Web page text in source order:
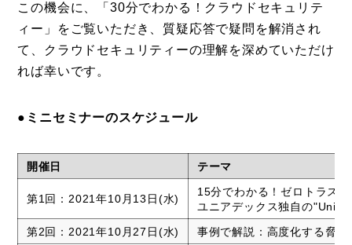
この機会に、「30分でわかる！クラウドセキュリテ
ィー」をご覧いただき、質疑応答で疑問を解消され
て、クラウドセキュリティーの理解を深めていただけ
れば幸いです。
●ミニセミナーのスケジュール
開催日 テーマ
第1回：2021年10月13日(水)
15分でわかる！ゼロトラス
ユニアデックス独自の
第2回：2021年10月27日(水)
事例で解説：高度化する脅